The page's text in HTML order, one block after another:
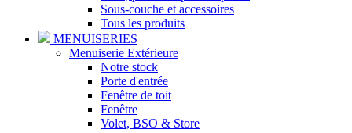
Sous-couche et accessoires
Tous les produits
MENUISERIES
Menuiserie Extérieure
Notre stock
Porte d'entrée
Fenêtre de toit
Fenêtre
Volet, BSO & Store